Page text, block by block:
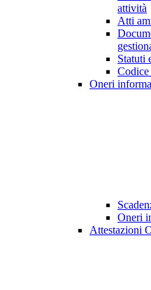
attività
Atti
Statuti
Codice
Oneri
Oneri
Attestazioni